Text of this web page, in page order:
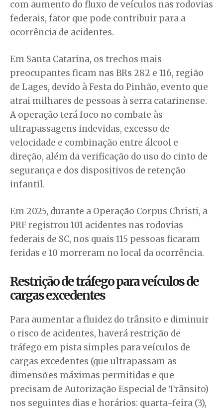
com aumento do fluxo de veículos nas rodovias
federais, fator que pode contribuir para a
ocorrência de acidentes.
Em Santa Catarina, os trechos mais
preocupantes ficam nas BRs 282 e 116, região
de Lages, devido à Festa do Pinhão, evento que
atrai milhares de pessoas à serra catarinense.
A operação terá foco no combate às
ultrapassagens indevidas, excesso de
velocidade e combinação entre álcool e
direção, além da verificação do uso do cinto de
segurança e dos dispositivos de retenção
infantil.
Em 2025, durante a Operação Corpus Christi, a
PRF registrou 101 acidentes nas rodovias
federais de SC, nos quais 115 pessoas ficaram
feridas e 10 morreram no local da ocorrência.
Restrição de tráfego para veículos de
cargas excedentes
Para aumentar a fluidez do trânsito e diminuir
o risco de acidentes, haverá restrição de
tráfego em pista simples para veículos de
cargas excedentes (que ultrapassam as
dimensões máximas permitidas e que
precisam de Autorização Especial de Trânsito)
nos seguintes dias e horários: quarta-feira (3),